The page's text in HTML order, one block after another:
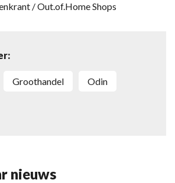
/ Out.of.Home Shops
groothandel Odin
nieuws